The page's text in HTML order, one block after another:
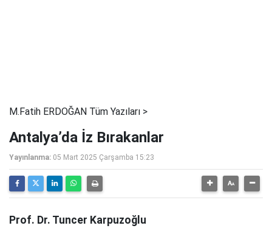
M.Fatih ERDOĞAN Tüm Yazıları >
Antalya’da İz Bırakanlar
Yayınlanma: 05 Mart 2025 Çarşamba 15:23
Prof. Dr. Tuncer Karpuzoğlu